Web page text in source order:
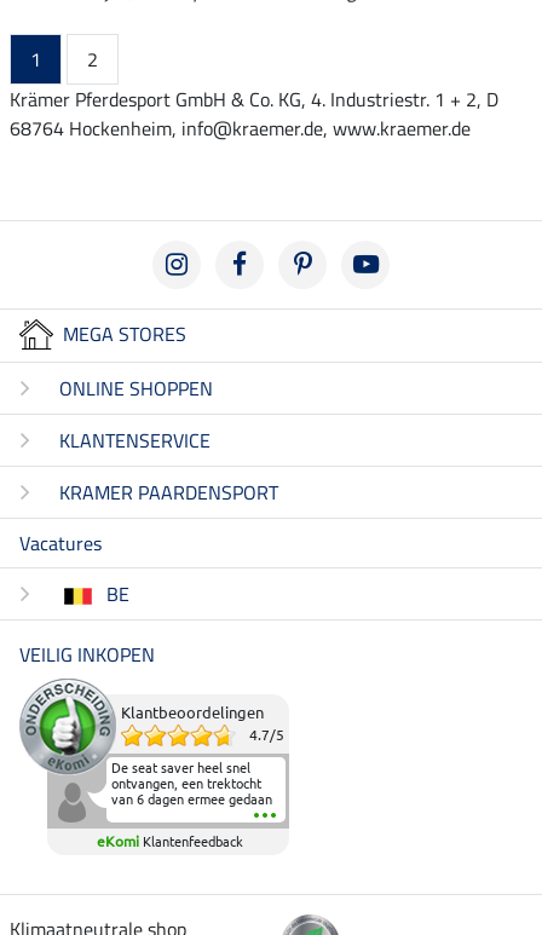
1
2
Krämer Pferdesport GmbH & Co. KG, 4. Industriestr. 1 + 2, D
68764 Hockenheim, info@kraemer.de, www.kraemer.de
MEGA STORES
ONLINE SHOPPEN
KLANTENSERVICE
KRAMER PAARDENSPORT
Vacatures
BE
VEILIG INKOPEN
Klantbeoordelingen
4.7/5
De seat saver heel snel
ontvangen, een trektocht
van 6 dagen ermee gedaan
en deze heeft de beproeving
fantastisch doorstaan.
Heerlijk zacht om op te
elkaar in het zadel.
eKomi Klantenfeedback
Klimaatneutrale shop